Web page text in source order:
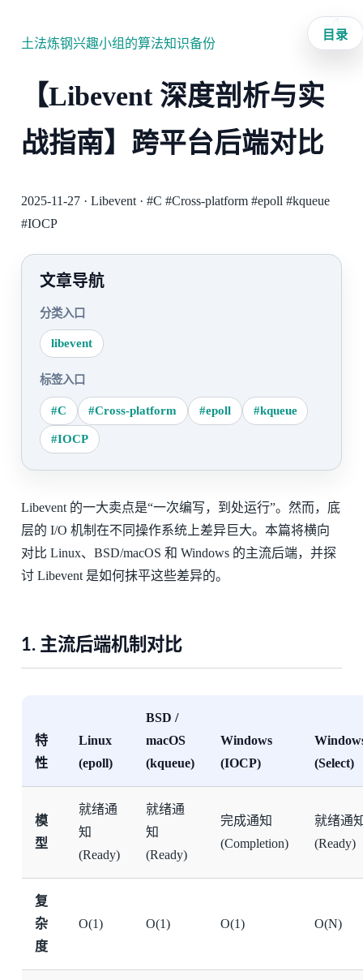
土法炼钢兴趣小组的算法知识备份
【Libevent 深度剖析与实
战指南】跨平台后端对比
2025-11-27· Libevent· #C #Cross-platform #epoll #kqueue
#IOCP
文章导航
分类入口
libevent
标签入口
#C #Cross-platform #epoll #kqueue
#IOCP
Libevent 的一大卖点是“一次编写，到处运行”。然而，底
层的 I/O 机制在不同操作系统上差异巨大。本篇将横向
对比 Linux、BSD/macOS 和 Windows 的主流后端，并探
讨 Libevent 是如何抹平这些差异的。
1. 主流后端机制对比
特
性
Linux
(epoll)
BSD /
macOS
(kqueue)
Windows
(IOCP)
(Select)
模
型
就绪通
知
(Ready)
就绪通
知
(Ready)
完成通知
(Completion)
就绪通
(Ready)
复
杂
度
O(1) O(1) O(1) O(N)
目录